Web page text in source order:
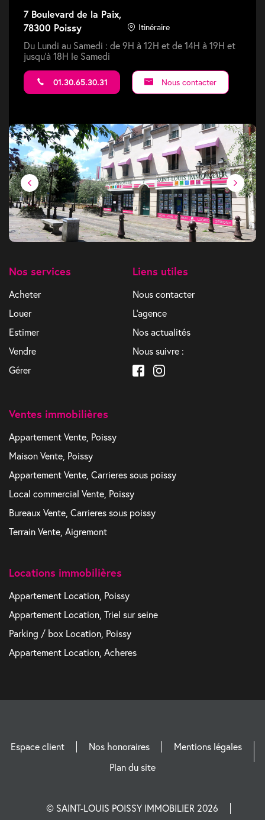
7 Boulevard de la Paix,
78300 Poissy
Itinéraire
Du Lundi au Samedi : de 9H à 12H et de 14H à 19H et
jusqu'à 18H le Samedi
01.30.65.30.31 Nous contacter
Nos services
Acheter
Louer
Estimer
Vendre
Gérer
Liens utiles
Nous contacter
L'agence
Nos actualités
Nous suivre :
Ventes immobilières
Appartement Vente, Poissy
Maison Vente, Poissy
Appartement Vente, Carrieres sous poissy
Local commercial Vente, Poissy
Bureaux Vente, Carrieres sous poissy
Terrain Vente, Aigremont
Locations immobilières
Appartement Location, Poissy
Appartement Location, Triel sur seine
Parking / box Location, Poissy
Appartement Location, Acheres
Espace client Nos honoraires
Mentions légales
Plan du site
© SAINT-LOUIS POISSY IMMOBILIER 2026